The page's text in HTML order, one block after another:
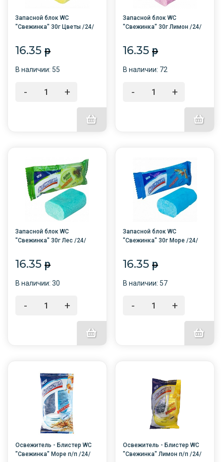
Запасной блок WC
"Свежинка" 30г Цветы /24/
16.35 p
В наличии: 55
- +
Запасной блок WC
"Свежинка" 30г Лимон /24/
16.35p
В наличии: 72
- +
Запасной блок WC
"Свежинка" 30г Лес /24/
16.35 p
В наличии: 30
- +
Запасной блок WC
"Свежинка" 30г Море /24/
16.35p
В наличии: 57
- +
Освежитель - Блистер WC
"Свежинка" Море п/п /24/
Освежитель - Блистер WC
"Свежинка" Лимон п/п /24/